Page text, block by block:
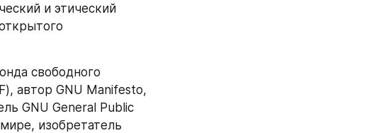
и этический
свободного
автор GNU Manifesto,
GNU General Public
изобретатель